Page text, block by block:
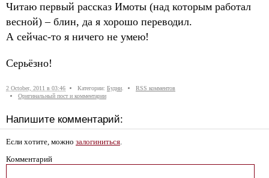
Читаю первый рассказ Имоты (над которым работал
весной) – блин, да я хорошо переводил.
А сейчас-то я ничего не умею!
Серьёзно!
2 October, 2011 в 03:46 Категории: Будни
RSS комментов
Оригинальный пост и комментарии
Напишите комментарий:
Если хотите, можно залогиниться
Комментарий